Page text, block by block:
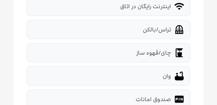
wifi اینترنت رایگان در اتاق
balcony تراس/بالکن
coffee_maker چای/قهوه ساز
bathtub وان
fiber_pin صندوق امانات